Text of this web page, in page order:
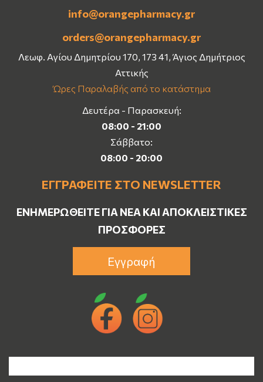
info@orangepharmacy.gr
orders@orangepharmacy.gr
Λεωφ. Αγίου Δημητρίου 170, 173 41, Άγιος Δημήτριος
Αττικής
Ώρες Παραλαβής από το κατάστημα
Δευτέρα - Παρασκευή:
08:00 - 21:00
Σάββατο:
08:00 - 20:00
ΕΓΓΡΑΦΕΊΤΕ ΣΤΟ NEWSLETTER
ΕΝΗΜΕΡΩΘΕΊΤΕ ΓΙΑ ΝΈΑ ΚΑΙ ΑΠΟΚΛΕΙΣΤΙΚΈΣ
ΠΡΟΣΦΟΡΈΣ
Εγγραφή